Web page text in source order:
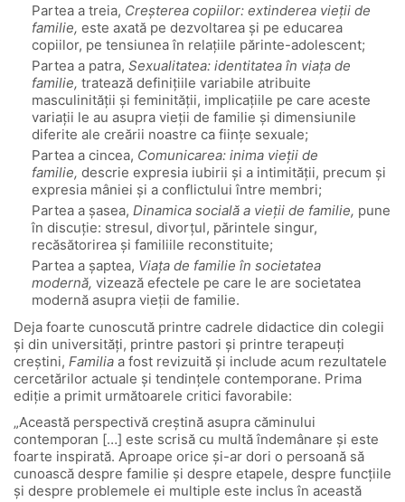
Partea a treia, Creşterea copiilor: extinderea vieţii de
familie, este axată pe dezvoltarea şi pe educarea
copiilor, pe tensiunea în relaţiile părinte-adolescent;
Partea a patra, Sexualitatea: identitatea în viaţa de
familie, tratează definiţiile variabile atribuite
masculinităţii şi feminităţii, implicaţiile pe care aceste
variaţii le au asupra vieţii de familie şi dimensiunile
diferite ale creării noastre ca fiinţe sexuale;
Partea a cincea, Comunicarea: inima vieţii de
familie, descrie expresia iubirii şi a intimităţii, precum şi
expresia mâniei şi a conflictului între membri;
Partea a şasea, Dinamica socială a vieţii de familie, pune
în discuţie: stresul, divorţul, părintele singur,
recăsătorirea şi familiile reconstituite;
Partea a şaptea, Viaţa de familie în societatea
modernă, vizează efectele pe care le are societatea
modernă asupra vieţii de familie.
Deja foarte cunoscută printre cadrele didactice din colegii
şi din universităţi, printre pastori şi printre terapeuţi
creştini, Familia a fost revizuită şi include acum rezultatele
cercetărilor actuale şi tendinţele contemporane. Prima
ediţie a primit următoarele critici favorabile:
„Această perspectivă creştină asupra căminului
contemporan […] este scrisă cu multă îndemânare şi este
foarte inspirată. Aproape orice şi-ar dori o persoană să
cunoască despre familie şi despre etapele, despre funcţiile
şi despre problemele ei multiple este inclus în această